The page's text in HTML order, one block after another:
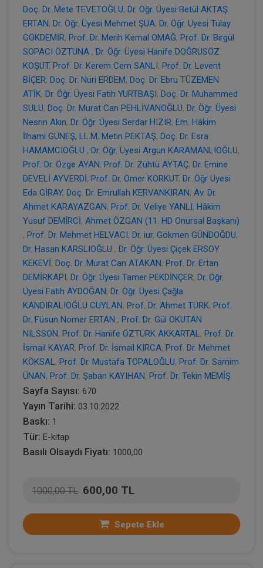
Doç. Dr. Mete TEVETOĞLU, Dr. Öğr. Üyesi Betül AKTAŞ
ERTAN, Dr. Öğr. Üyesi Mehmet ŞUA, Dr. Öğr. Üyesi Tülay
GÖKDEMİR, Prof. Dr. Merih Kemal OMAĞ, Prof. Dr. Birgül
SOPACI ÖZTUNA , Dr. Öğr. Üyesi Hanife DOĞRUSÖZ
KOŞUT, Prof. Dr. Kerem Cem SANLI, Prof. Dr. Levent
BİÇER, Doç. Dr. Nuri ERDEM, Doç. Dr. Ebru TÜZEMEN
ATİK, Dr. Öğr. Üyesi Fatih YURTBAŞI, Doç. Dr. Muhammed
SULU, Doç. Dr. Murat Can PEHLİVANOĞLU, Dr. Öğr. Üyesi
Nesrin Akın, Dr. Öğr. Üyesi Serdar HIZIR, Em. Hâkim
İlhami GÜNEŞ, LL.M, Metin PEKTAŞ, Doç. Dr. Esra
HAMAMCIOĞLU , Dr. Öğr. Üyesi Argun KARAMANLIOĞLU,
Prof. Dr. Özge AYAN, Prof. Dr. Zühtü AYTAÇ, Dr. Emine
DEVELİ AYVERDİ, Prof. Dr. Ömer KORKUT, Dr. Öğr Üyesi
Eda GİRAY, Doç. Dr. Emrullah KERVANKIRAN, Av. Dr.
Ahmet KARAYAZGAN, Prof. Dr. Veliye YANLI, Hâkim
Yusuf DEMİRCİ, Ahmet ÖZGAN (11. HD Onursal Başkanı)
, Prof. Dr. Mehmet HELVACI, Dr. iur. Gökmen GÜNDOĞDU,
Dr. Hasan KARSLIOĞLU , Dr. Öğr. Üyesi Çiçek ERSOY
KEKEVİ, Doç. Dr. Murat Can ATAKAN, Prof. Dr. Ertan
DEMİRKAPI, Dr. Öğr. Üyesi Tamer PEKDİNÇER, Dr. Öğr.
Üyesi Fatih AYDOĞAN, Dr. Öğr. Üyesi Çağla
KANDIRALIOĞLU CUYLAN, Prof. Dr. Ahmet TÜRK, Prof.
Dr. Füsun Nomer ERTAN , Prof. Dr. Gül OKUTAN
NILSSON, Prof. Dr. Hanife ÖZTÜRK AKKARTAL, Prof. Dr.
İsmail KAYAR, Prof. Dr. İsmail KIRCA, Prof. Dr. Mehmet
KÖKSAL, Prof. Dr. Mustafa TOPALOĞLU, Prof. Dr. Samim
ÜNAN, Prof. Dr. Şaban KAYIHAN, Prof. Dr. Tekin MEMİŞ
Sayfa Sayısı: 670
Yayın Tarihi: 03.10.2022
Baskı: 1
Tür: E-kitap
Basılı Olsaydı Fiyatı: 1000,00
1000,00 TL 600,00 TL
Sepete Ekle